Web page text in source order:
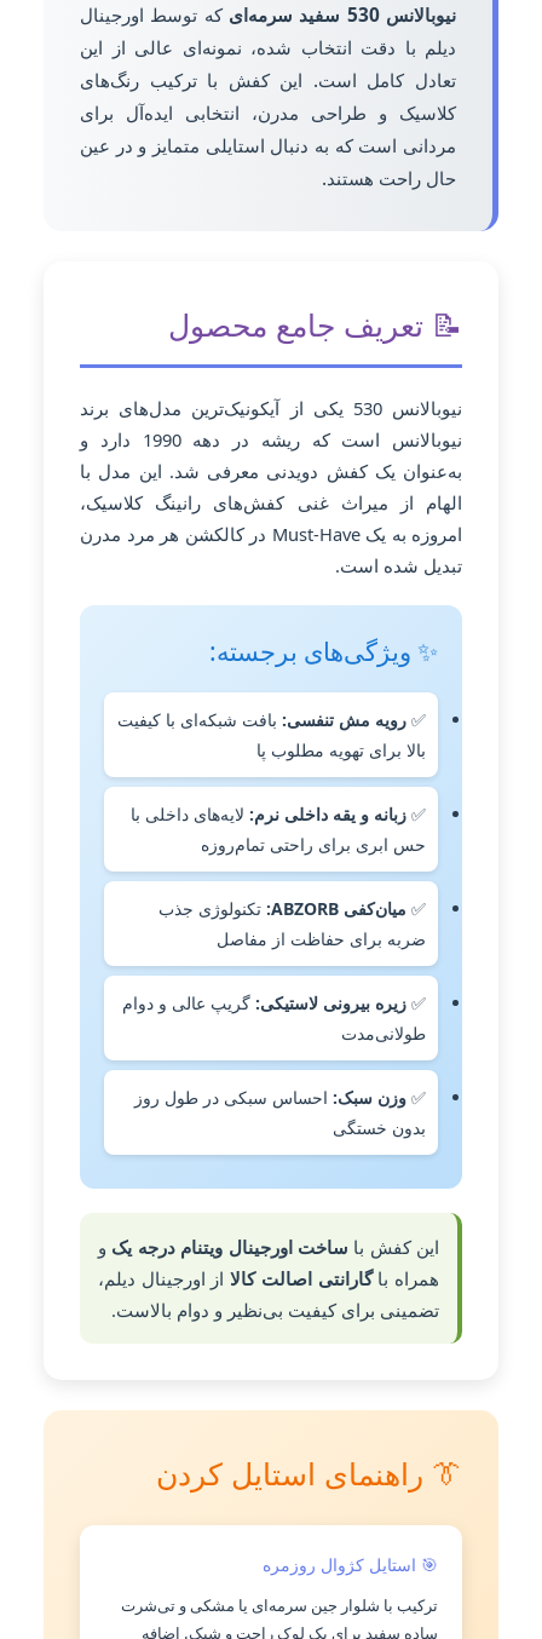
نیوبالانس 530 سفید سرمه‌ای
که توسط اورجینال
دیلم با دقت انتخاب شده، نمونه‌ای عالی از این
تعادل کامل است. این کفش با ترکیب رنگ‌های
کلاسیک و طراحی مدرن، انتخابی ایده‌آل برای
مردانی است که به دنبال استایلی متمایز و در عین
حال راحت هستند.
📝 تعریف جامع محصول
نیوبالانس 530 یکی از آیکونیک‌ترین مدل‌های برند
نیوبالانس است که ریشه در دهه 1990 دارد و
به‌عنوان یک کفش دویدنی معرفی شد. این مدل با
الهام از میراث غنی کفش‌های رانینگ کلاسیک،
امروزه به یک Must-Have در کالکشن هر مرد مدرن
تبدیل شده است.
✨ ویژگی‌های برجسته:
✅ رویه مش تنفسی: بافت شبکه‌ای با کیفیت
بالا برای تهویه مطلوب پا
✅ زبانه و یقه داخلی نرم: لایه‌های داخلی با
حس ابری برای راحتی تمام‌روزه
✅ میان‌کفی ABZORB:
تکنولوژی جذب
ضربه برای حفاظت از مفاصل
✅ زیره بیرونی لاستیکی: گریپ عالی و دوام
طولانی‌مدت
✅ وزن سبک: احساس سبکی در طول روز
بدون خستگی
این کفش با ساخت اورجینال ویتنام درجه یک و
همراه باگارانتی اصالت کالااز اورجینال دیلم،
تضمینی برای کیفیت بی‌نظیر و دوام بالاست.
👔 راهنمای استایل کردن
🎯 استایل کژوال روزمره
ترکیب با شلوار جین سرمه‌ای یا مشکی و تی‌شرت
ساده سفید برای یک لوک راحت و شیک. اضافه